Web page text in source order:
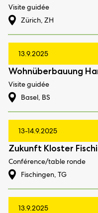
Zürich, ZH
Visite guidée
13.9.2025
Wohnüberbauung
Basel, BS
Visite guidée
13-14.9.2025
Zukunft Kloster
Fischingen, TG
Conférence/table ronde
13.9.2025